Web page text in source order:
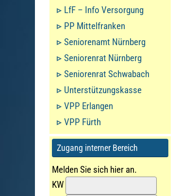
LfF – Info Versorgung
PP Mittelfranken
Seniorenamt Nürnberg
Seniorenrat Nürnberg
Seniorenrat Schwabach
Unterstützungskasse
VPP Erlangen
VPP Fürth
Zugang interner Bereich
Melden Sie sich hier an.
KW